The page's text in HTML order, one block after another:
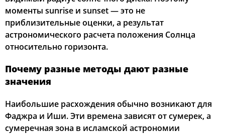
моменты sunrise и sunset — это не
приблизительные оценки, а результат
астрономического расчета положения Солнца
относительно горизонта.
Почему разные методы дают разные
значения
Наибольшие расхождения обычно возникают для
Фаджра и Иши. Эти времена зависят от сумерек, а
сумеречная зона в исламской астрономии